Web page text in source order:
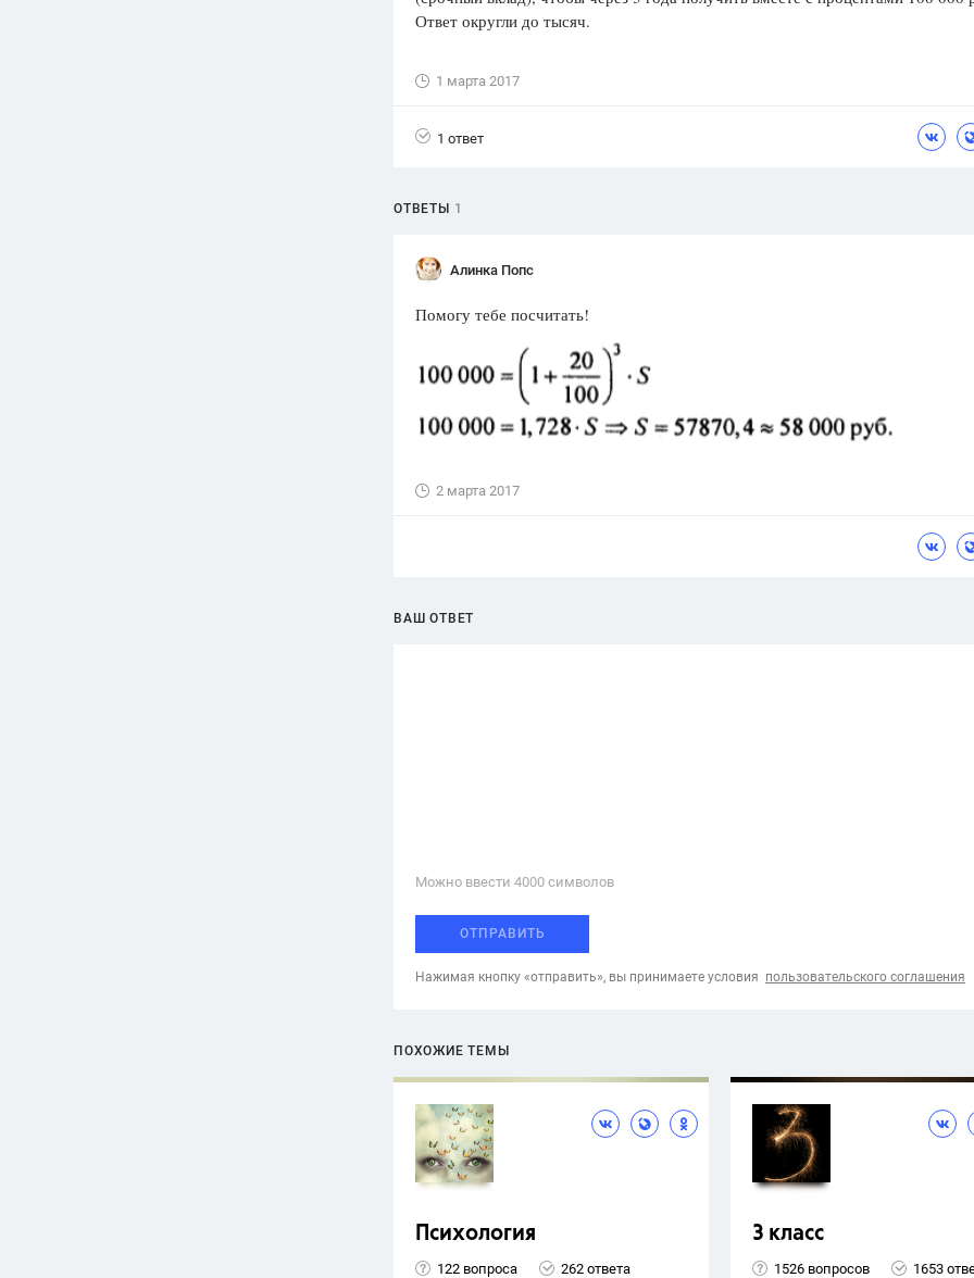
ГИА
Ответ округли до тысяч.
1 марта 2017
1 ответ
ОТВЕТЫ 1
Алинка Попс
Помогу тебе посчитать!
2 марта 2017
ВАШ ОТВЕТ
Можно ввести 4000 cимволов
ОТПРАВИТЬ
Нажимая кнопку «отправить», вы принимаете условия пользовательского соглашения
ПОХОЖИЕ ТЕМЫ
Психология
122 вопроса 262 ответа
3 класс
1526 вопросов 1653